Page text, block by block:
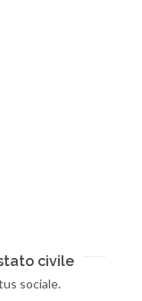
civile
sociale.